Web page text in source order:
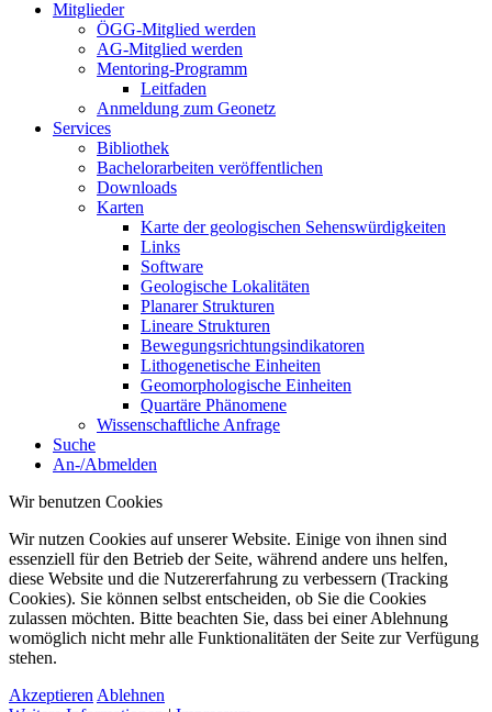
Mitglieder
ÖGG-Mitglied werden
AG-Mitglied werden
Mentoring-Programm
Leitfaden
Anmeldung zum Geonetz
Services
Bibliothek
Bachelorarbeiten veröffentlichen
Downloads
Karten
Karte der geologischen Sehenswürdigkeiten
Links
Software
Geologische Lokalitäten
Planarer Strukturen
Lineare Strukturen
Bewegungsrichtungsindikatoren
Lithogenetische Einheiten
Geomorphologische Einheiten
Quartäre Phänomene
Wissenschaftliche Anfrage
Suche
An-/Abmelden
Wir benutzen Cookies
Wir nutzen Cookies auf unserer Website. Einige von ihnen sind
essenziell für den Betrieb der Seite, während andere uns helfen,
diese Website und die Nutzererfahrung zu verbessern (Tracking
Cookies). Sie können selbst entscheiden, ob Sie die Cookies
zulassen möchten. Bitte beachten Sie, dass bei einer Ablehnung
womöglich nicht mehr alle Funktionalitäten der Seite zur Verfügung
stehen.
Akzeptieren Ablehnen